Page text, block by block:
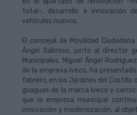
total-, desarrollo e innovación
vehículos nuevos.
El concejal de Movilidad
Ángel Sabroso, junto al director
Municipales, Miguel Ángel
de la empresa Iveco, ha
febrero, en los Jardines del Castillo
guaguas de la marca Iveco y
que la empresa municipal
innovación y modernización, al